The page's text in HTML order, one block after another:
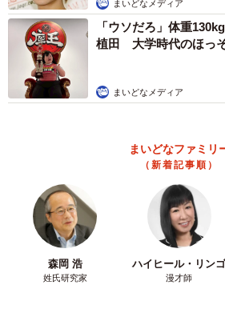
まいどなメディア
「ウソだろ」体重
植田 大学時代のほっ
まいどなメディア
まいどなファミリ
（新着記事順）
森岡 浩
姓氏研究家
ハイヒール・リン
漫才師